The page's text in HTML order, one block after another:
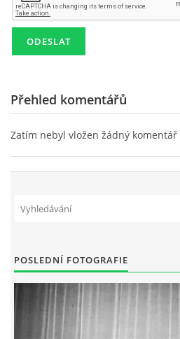
RINGO STARR - ALBA
FILMY
BEATLES MONTHLY BOOK
KALENDÁŘ 1960-62
KALENDÁŘ 1963-64
Přehled komentářů
Zatím nebyl vložen žádný komentář
POSLEDNÍ FOTOGRAFIE